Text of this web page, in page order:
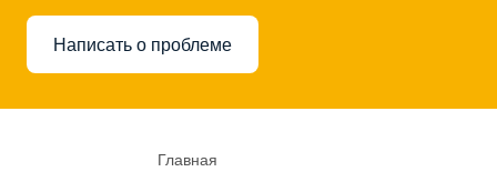
Написать о проблеме
Главная